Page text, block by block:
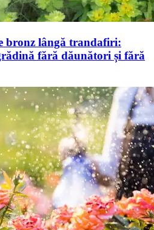
bronz lângă trandafiri:
fără dăunători și fără